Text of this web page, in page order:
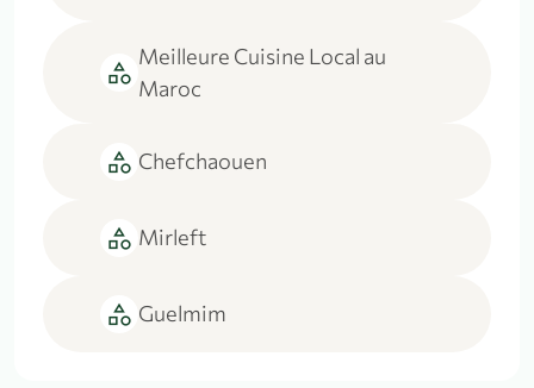
category Meilleure Cuisine Local au
Maroc
category Chefchaouen
category Mirleft
category Guelmim